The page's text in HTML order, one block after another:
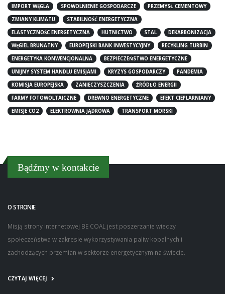
IMPORT WĘGLA
SPOWOLNIENIE GOSPODARCZE
PRZEMYSŁ CEMENTOWY
ZMIANY KLIMATU
STABILNOŚĆ ENERGETYCZNA
ELASTYCZNOŚC ENERGETYCZNA
HUTNICTWO STAL
DEKARBONIZACJA
WĘGIEL BRUNATNY
EUROPEJSKI BANK INWESTYCYJNY
RECYKLING TURBIN
ENERGETYKA KONWENCJONALNA
BEZPIECZEŃSTWO ENERGETYCZNE
UNIJNY SYSTEM HANDLU EMISJAMI
KRYZYS GOSPODARCZY
PANDEMIA
KOMISJA EUROPEJSKA
ZANIECZYSZCZENIA
ŹRÓDŁO ENERGII
FARMY FOTOWOLTAICZNE
DREWNO ENERGETYCZNE
EFEKT CIEPLARNIANY
EMISJE CO2
ELEKTROWNIA JĄDROWA TRANSPORT MORSKI
Bądźmy w kontakcie
O STRONIE
Misją strony internetowej BE COAL jest poszerzanie wiedzy
społeczeństwa w zakresie wykorzystywania paliw kopalnych i
zachodzących przemian w sektorze energetycznym na świecie.
CZYTAJ WIĘCEJ